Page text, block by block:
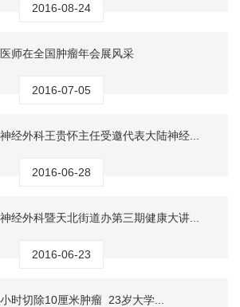
2016-08-24
师在全国肿瘤年会展风采
2016-07-05
经外科王贵怀主任受邀代表大陆神经...
2016-06-28
经外科暨天北街道办第三期健康大讲...
2016-06-23
时切除10厘米肿瘤 23岁大学...